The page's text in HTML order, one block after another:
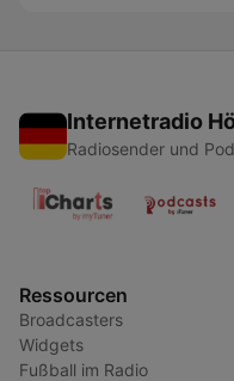
Internetradio
Radiosender und
Ressourcen
Broadcasters
Widgets
Fußball im Radio